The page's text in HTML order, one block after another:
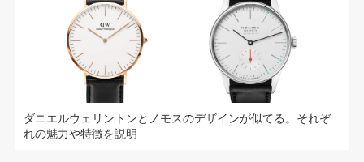
ダニエルウェリントンとノモスのデザインが似てる。それぞ
れの魅力や特徴を説明